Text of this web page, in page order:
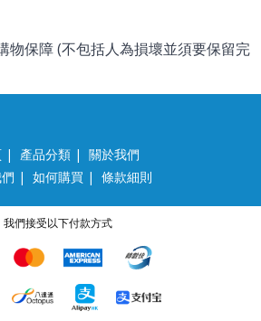
物保障 (不包括人為損壞並須要保留完
| 產品分類 | 關於我們
| 如何購買 | 條款細則
我們接受以下付款方式